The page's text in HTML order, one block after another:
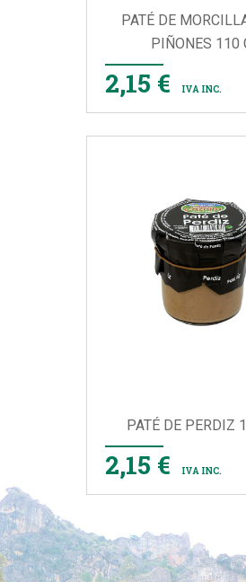
PATÉ DE
PIÑONES 110
2,15 € IVA INC.
PATÉ DE PERDIZ
2,15 € IVA INC.